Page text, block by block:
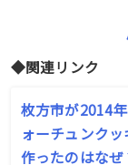
◆関連リンク
枚方市が2014
ォーチュンク
作ったのはな